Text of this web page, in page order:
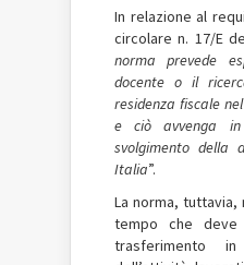
In relazione al
circolare n. 17/E
norma prevede
docente o il
residenza fiscale
e ciò avvenga in
svolgimento della
Italia”.
La norma, tuttavia,
tempo che
trasferimento